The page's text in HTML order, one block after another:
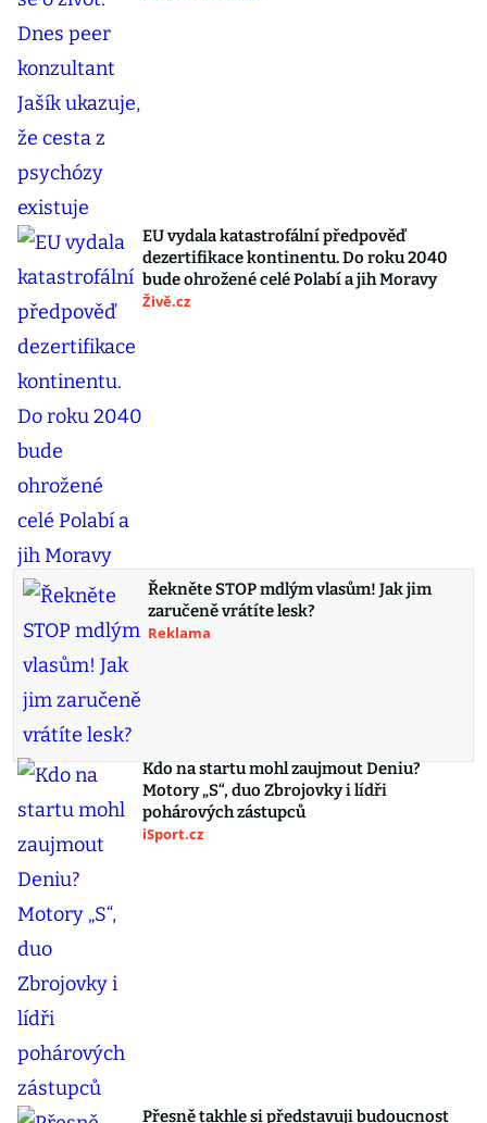
EU vydala katastrofální předpověď
dezertifikace kontinentu. Do roku 2040
bude ohrožené celé Polabí a jih Moravy
Živě.cz
Řekněte STOP mdlým vlasům! Jak jim
zaručeně vrátíte lesk?
Reklama
Kdo na startu mohl zaujmout Deniu?
Motory „S“, duo Zbrojovky i lídři
pohárových zástupců
iSport.cz
Přesně takhle si představuji budoucnost